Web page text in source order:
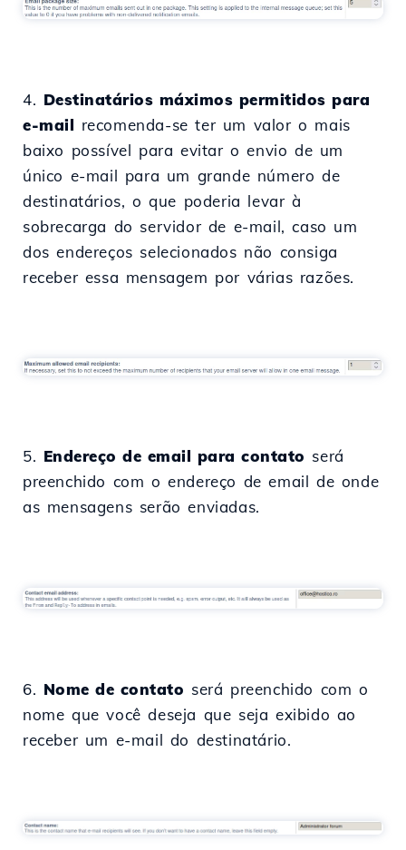
4. Destinatários máximos permitidos para
e-mail recomenda-se ter um valor o mais
baixo possível para evitar o envio de um
único e-mail para um grande número de
destinatários, o que poderia levar à
sobrecarga do servidor de e-mail, caso um
dos endereços selecionados não consiga
receber essa mensagem por várias razões.
5. Endereço de email para contato será
preenchido com o endereço de email de onde
as mensagens serão enviadas.
6. Nome de contato será preenchido com o
nome que você deseja que seja exibido ao
receber um e-mail do destinatário.